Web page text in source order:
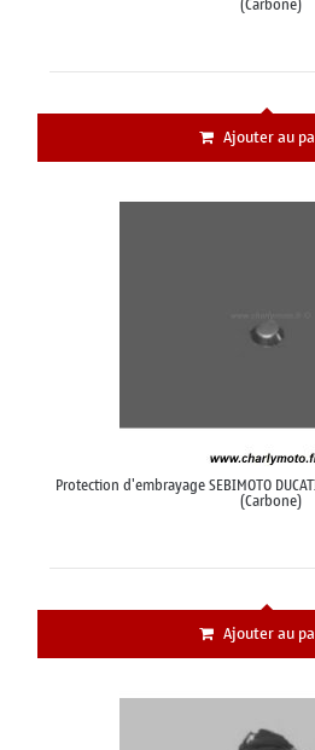
Ajouter au
Protection d'embrayage SEBIMOTO
(Carbone)
Ajouter au